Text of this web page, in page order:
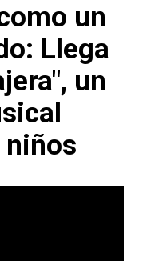
un
Llega
un